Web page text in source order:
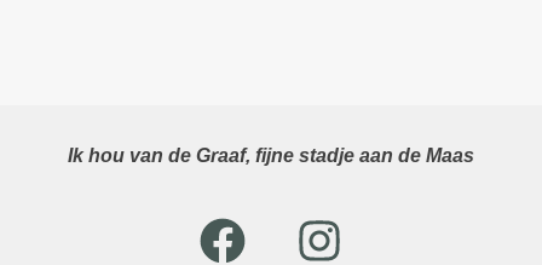
Ik hou van de Graaf, fijne stadje aan de Maas